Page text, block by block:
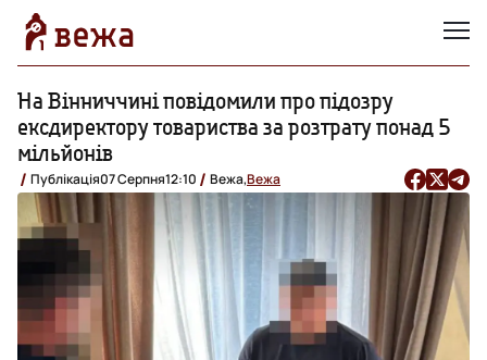
На Вінниччині повідомили про підозру
ексдиректору товариства за розтрату понад 5
мільйонів
Публікація07 Серпня12:10 Вежа,Вежа